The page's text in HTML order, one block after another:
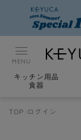
MENU
キッチン用品
食器
TOP ログイン